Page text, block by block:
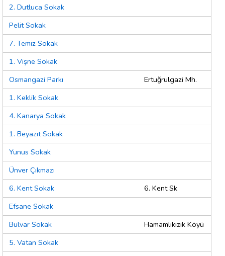
2. Dutluca Sokak
Pelit Sokak
7. Temiz Sokak
1. Vişne Sokak
Osmangazi Parkı
Ertuğrulgazi Mh.
1. Keklik Sokak
4. Kanarya Sokak
1. Beyazıt Sokak
Yunus Sokak
Ünver Çıkmazı
6. Kent Sokak
6. Kent Sk
Efsane Sokak
Bulvar Sokak
Hamamlıkızık Köyü
5. Vatan Sokak